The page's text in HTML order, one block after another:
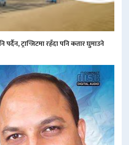
ट्रान्जिटमा रहँदा पनि कतार घुमाउने